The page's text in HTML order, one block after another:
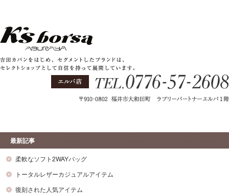
最新記事
柔軟なソフト2WAYバッグ
トータルレザーカジュアルアイテム
復刻された人気アイテム